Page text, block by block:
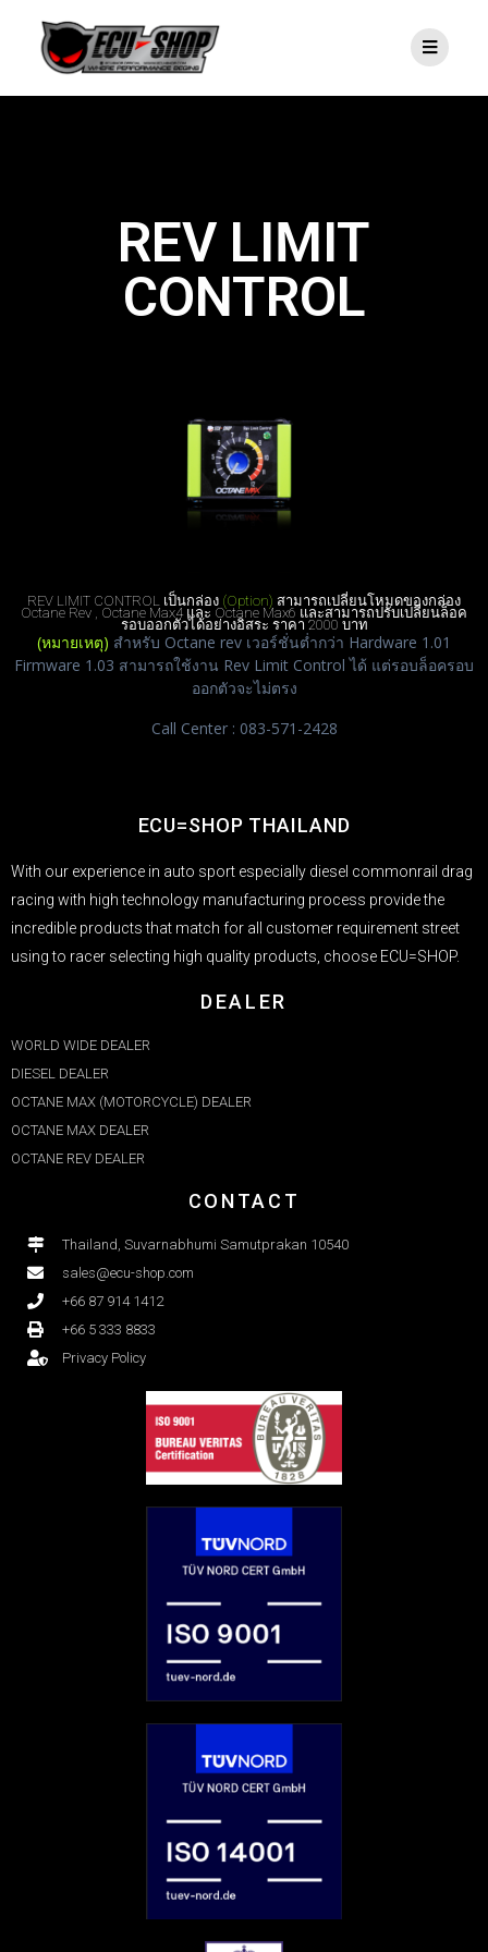
REV LIMIT
CONTROL​
REV LIMIT CONTROL เป็นกล่อง (Option) สามารถเปลี่ยนโหมดของกล่อง
Octane Rev Octane Max4 และ Octane Max6 และสามารถปรับเปลี่ยนล็อค
รอบออกตัวได้อย่างอิสระ ราคา 2000 บาท
(หมายเหตุ) สำหรับ Octane rev เวอร์ชั่นต่ำกว่า Hardware 1.01
Firmware 1.03 สามารถใช้งาน Rev Limit Control ได้ แต่รอบล็อครอบ
ออกตัวจะไม่ตรง
Call Center : 083-571-2428
ECU=SHOP THAILAND
With our experience in auto sport especially diesel commonrail drag
racing with high technology manufacturing process provide the
incredible products that match for all customer requirement street
using to racer selecting high quality products, choose ECU=SHOP.
DEALER
WORLD WIDE DEALER
DIESEL DEALER
OCTANE MAX (MOTORCYCLE) DEALER
OCTANE MAX DEALER​
OCTANE REV DEALER
CONTACT
Thailand, Suvarnabhumi Samutprakan 10540
sales@ecu-shop.com
+66 87 914 1412
+66 5 333 8833
Privacy Policy